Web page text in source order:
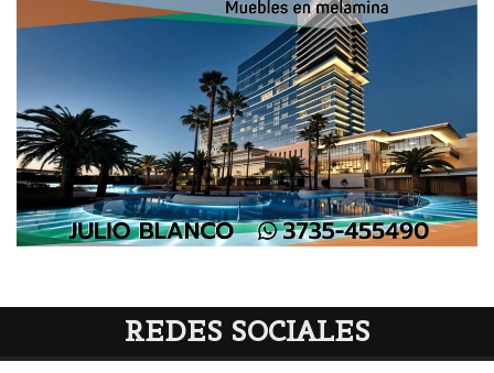
REDES SOCIALES